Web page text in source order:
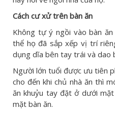
Cách cư xử trên bàn ăn
Không tự ý ngồi vào bàn
thể họ đã sắp xếp vị trí
dụng dĩa bên tay trái và dao
Người lớn tuổi được ưu tiên
cho đến khi chủ nhà ăn thì
ăn khuỷu tay đặt ở dưới
mặt bàn ăn.